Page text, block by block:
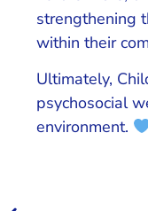
strengthening
within their
Ultimately,
psychosocial
environment.